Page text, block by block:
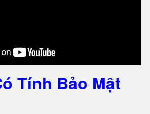
Tính Bảo Mật